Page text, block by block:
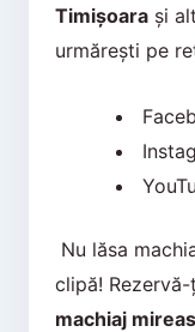
Timișoarași
urmărești pe
Nu lăsa
clipă!
machiaj